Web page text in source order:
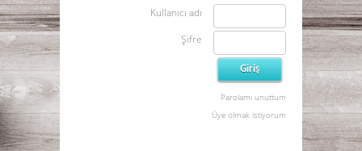
Kullanıcı adı
Şifre
Parolamı unuttum
Üye olmak istiyorum